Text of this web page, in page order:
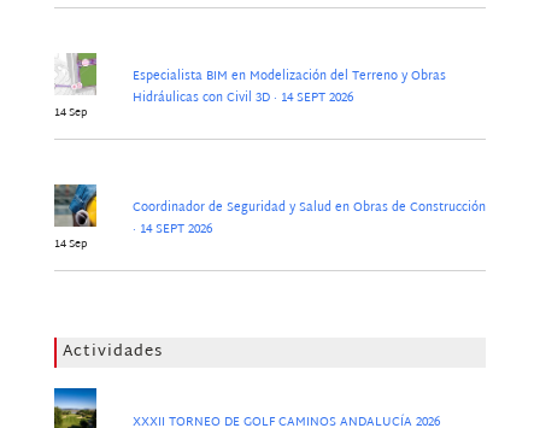
14 Sep
Especialista BIM en Modelización del Terreno y Obras
Hidráulicas con Civil 3D · 14 SEPT 2026
14 Sep
Coordinador de Seguridad y Salud en Obras de Construcción
· 14 SEPT 2026
Actividades
XXXII TORNEO DE GOLF CAMINOS ANDALUCÍA 2026